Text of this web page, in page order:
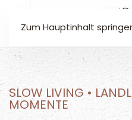
Zum Hauptinhalt
SLOW LIVING •
MOMENTE